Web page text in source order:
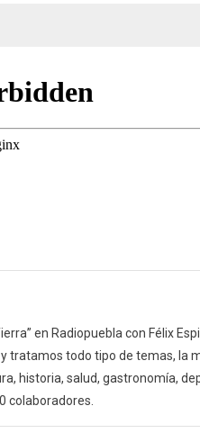
en Radiopuebla con Félix
tratamos todo tipo de temas, la
historia, salud, gastronomía,
colaboradores.